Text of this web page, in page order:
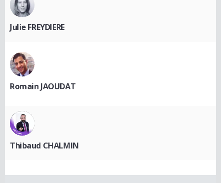
Julie FREYDIERE
Romain JAOUDAT
Thibaud CHALMIN